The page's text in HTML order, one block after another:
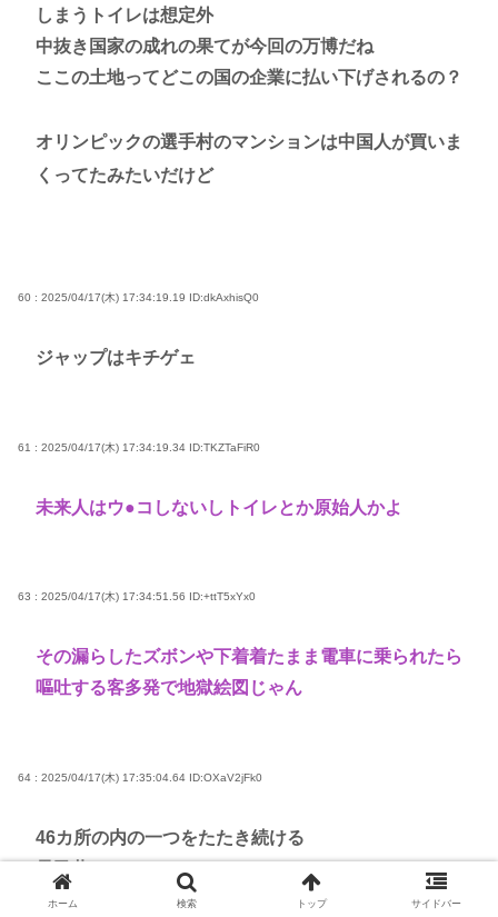
しまうトイレは想定外
中抜き国家の成れの果てが今回の万博だね
ここの土地ってどこの国の企業に払い下げされるの？
オリンピックの選手村のマンションは中国人が買いま
くってたみたいだけど
60 : 2025/04/17(木) 17:34:19.19 ID:dkAxhisQ0
ジャップはキチゲェ
61 : 2025/04/17(木) 17:34:19.34 ID:TKZTaFiR0
未来人はウ●コしないしトイレとか原始人かよ
63 : 2025/04/17(木) 17:34:51.56 ID:+ttT5xYx0
その漏らしたズボンや下着着たまま電車に乗られたら
嘔吐する客多発で地獄絵図じゃん
64 : 2025/04/17(木) 17:35:04.64 ID:OXaV2jFk0
46カ所の内の一つをたたき続ける
ホーム 検索 トップ サイドバー